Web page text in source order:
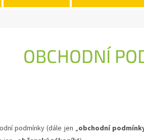
OBCHODNÍ
podmínky (dále jen „obchodní